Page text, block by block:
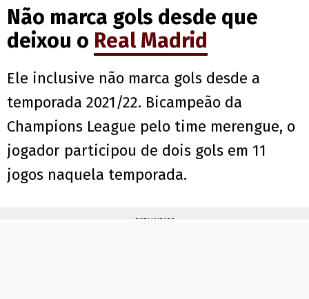
Não marca gols desde que
deixou o Real Madrid
Ele inclusive não marca gols desde a
temporada 2021/22. Bicampeão da
Champions League pelo time merengue, o
jogador participou de dois gols em 11
jogos naquela temporada.
PUBLICIDADE